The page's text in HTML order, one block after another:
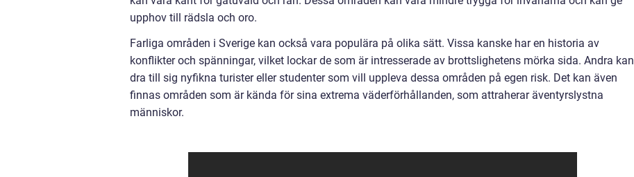
upphov till rädsla och oro.
Farliga områden i Sverige kan också vara populära på olika sätt. Vissa kanske har en historia av
konflikter och spänningar, vilket lockar de som är intresserade av brottslighetens mörka sida. Andra kan
dra till sig nyfikna turister eller studenter som vill uppleva dessa områden på egen risk. Det kan även
finnas områden som är kända för sina extrema väderförhållanden, som attraherar äventyrslystna
människor.